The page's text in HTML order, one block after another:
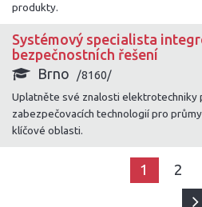
produkty.
Systémový specialista
bezpečnostních řešení
Brno
/8160/
Uplatněte své znalosti elektrotechniky
zabezpečovacích technologií pro
klíčové oblasti.
1 2